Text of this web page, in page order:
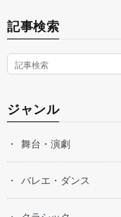
記事検索
ジャンル
舞台・演劇
バレエ・ダンス